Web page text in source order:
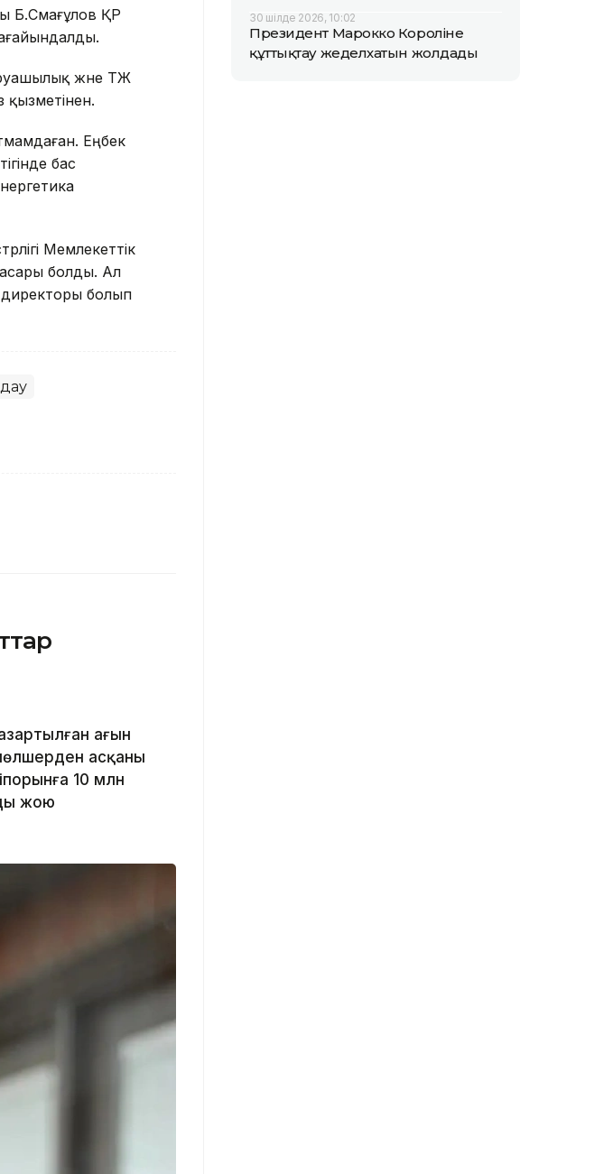
Б.Смағұлов ҚР
және ТЖ
қызметінен.
Еңбек
бас
Мемлекеттік
болды. Ал
болып
ағын
асқаны
10 млн
жою
30 шілде 2026, 10:02
Президент Марокко Короліне
құттықтау жеделхатын жолдады